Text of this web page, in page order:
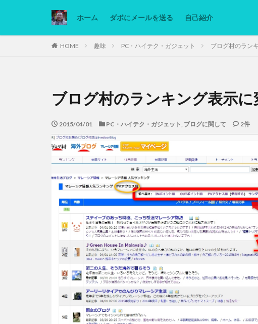
ホーム ダボにメールを送る 自己紹介
HOME 趣味 PC・ハイテク・ガジェット ブログ村のラン
ブログ村のランキング表示
2015/04/01 PC・ハイテク・ガジェット, ブログに関して 2件
カテゴリー
Ninjatrader PC グ